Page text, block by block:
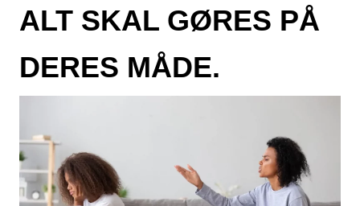
ALT SKAL GØRES PÅ
DERES MÅDE.